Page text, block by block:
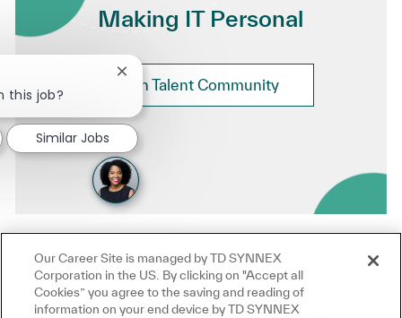
Making IT Personal
Join Talent Community
this job?
Close chatbot notification
Similar Jobs
Our Career Site is managed by TD SYNNEX
Corporation in the US. By clicking on "Accept all
Cookies” you agree to the saving and reading of
information on your end device by TD SYNNEX